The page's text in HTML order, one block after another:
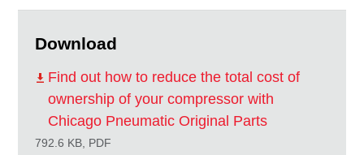
Download
Find out how to reduce the total cost of
ownership of your compressor with
Chicago Pneumatic Original Parts
792.6 KB, PDF